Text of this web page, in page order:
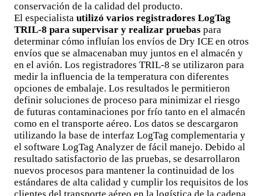
conservación de la calidad del producto.
El especialista utilizó varios registradores LogTag
TRIL-8 para supervisar y realizar pruebas para
determinar cómo influían los envíos de Dry ICE en otros
envíos que se almacenaban muy juntos en el almacén y
en el avión. Los registradores TRIL-8 se utilizaron para
medir la influencia de la temperatura con diferentes
opciones de embalaje. Los resultados le permitieron
definir soluciones de proceso para minimizar el riesgo
de futuras contaminaciones por frío tanto en el almacén
como en el transporte aéreo. Los datos se descargaron
utilizando la base de interfaz LogTag complementaria y
el software LogTag Analyzer de fácil manejo. Debido al
resultado satisfactorio de las pruebas, se desarrollaron
nuevos procesos para mantener la continuidad de los
estándares de alta calidad y cumplir los requisitos de los
clientes del transporte aéreo en la logística de la cadena